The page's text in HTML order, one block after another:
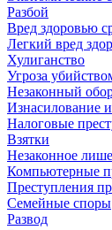
Разбой
Вред здоровью
Легкий вред
Хулиганство
Угроза
Незаконный
Изнасилование
Налоговые
Взятки
Незаконное
Компьютерные
Преступления
Семейные споры
Развод